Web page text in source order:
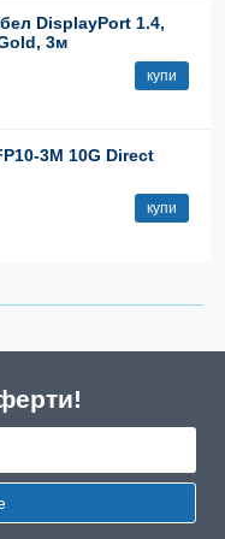
DisplayPort 1.4,
3м
купи
3M 10G Direct
купи